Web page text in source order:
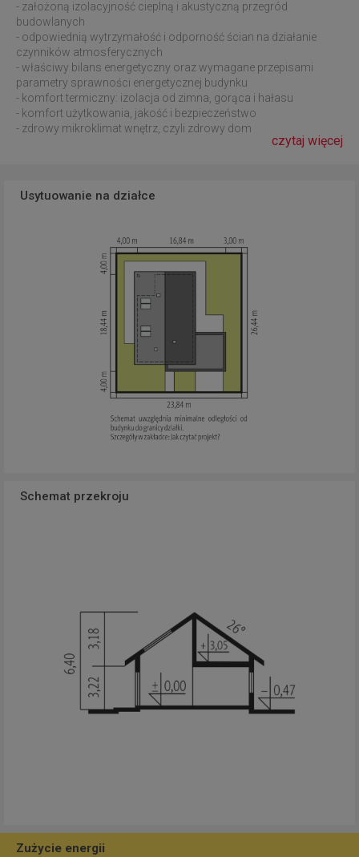
- założoną izolacyjność cieplną i akustyczną przegród
budowlanych
- odpowiednią wytrzymałość i odporność ścian na działanie
czynników atmosferycznych
- właściwy bilans energetyczny oraz wymagane przepisami
parametry sprawności energetycznej budynku
- komfort termiczny: izolacja od zimna, gorąca i hałasu
- komfort użytkowania, jakość i bezpieczeństwo
- zdrowy mikroklimat wnętrz, czyli zdrowy dom
czytaj więcej
Usytuowanie na działce
Schemat przekroju
Zużycie energii